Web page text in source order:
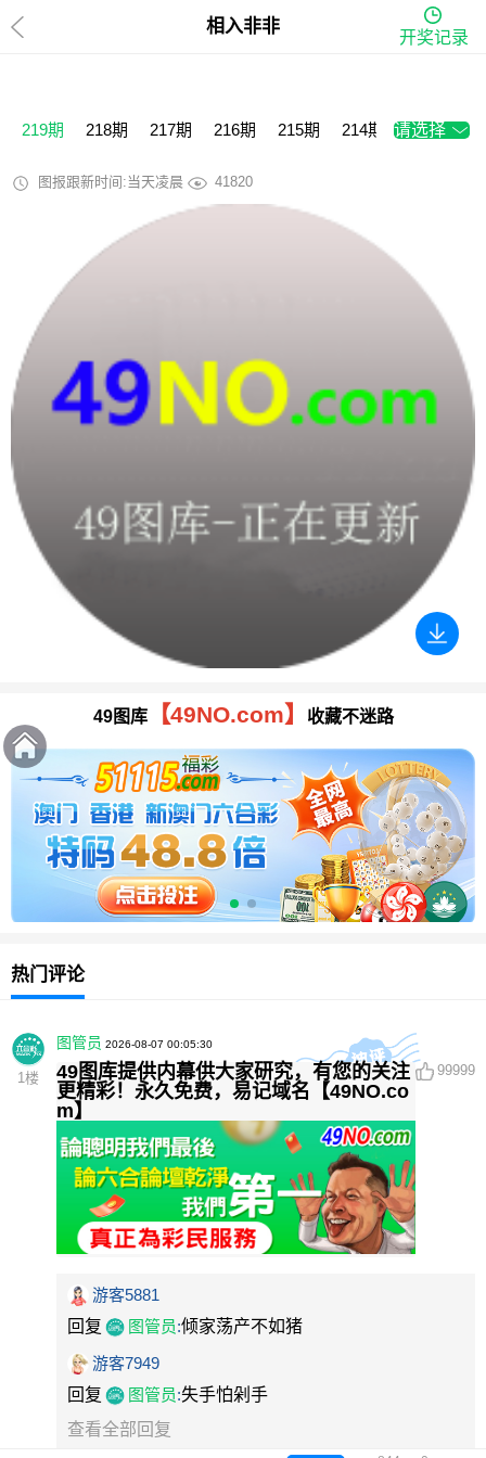
相入非非
开奖记录
219期 218期 217期 216期 215期 214期 213期
请选择
图报跟新时间:当天凌晨 41820
49图库【49NO.com】 收藏不迷路
热门评论
1 楼
图管员 2026-08-07 00:05:30
49图库提供内幕供大家研究，有您的关注
更精彩！永久免费，易记域名【49NO.co
m】
99999
游客5881
回复
图管员:倾家荡产不如猪
游客7949
回复
图管员:失手怕剁手
查看全部回复